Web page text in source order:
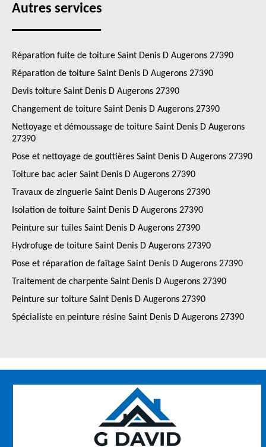
Autres services
Réparation fuite de toiture Saint Denis D Augerons 27390
Réparation de toiture Saint Denis D Augerons 27390
Devis toiture Saint Denis D Augerons 27390
Changement de toiture Saint Denis D Augerons 27390
Nettoyage et démoussage de toiture Saint Denis D Augerons
27390
Pose et nettoyage de gouttières Saint Denis D Augerons 27390
Toiture bac acier Saint Denis D Augerons 27390
Travaux de zinguerie Saint Denis D Augerons 27390
Isolation de toiture Saint Denis D Augerons 27390
Peinture sur tuiles Saint Denis D Augerons 27390
Hydrofuge de toiture Saint Denis D Augerons 27390
Pose et réparation de faîtage Saint Denis D Augerons 27390
Traitement de charpente Saint Denis D Augerons 27390
Peinture sur toiture Saint Denis D Augerons 27390
Spécialiste en peinture résine Saint Denis D Augerons 27390